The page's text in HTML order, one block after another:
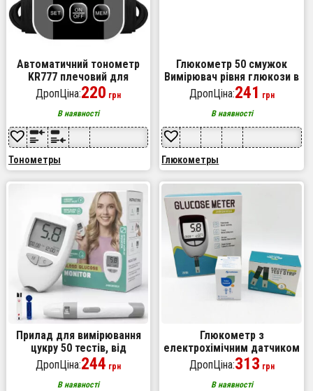
Автоматичний тонометр
KR777 плечовий для
вимірювання тиску та
пульсу
ДропЦіна:220 грн
В наявності
Тонометры
Глюкометр 50 смужок
Вимірювач рівня глюкози в
крові Цифровий глюкометр
LCD Апарат для
вимірювання цукру
ДропЦіна:241 грн
В наявності
Глюкометры
Прилад для вимірювання
цукру 50 тестів, від
батарейки Вимірювач цукру
в крові Глюкометр
ДропЦіна:244 грн
В наявності
Глюкометр з
електрохімічним датчиком
і 50 тест-смужками для
вимірювання цукру
ДропЦіна:313 грн
В наявності